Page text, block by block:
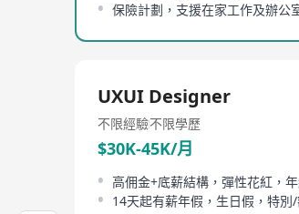
保險計劃，支援在家工作及辦公
UXUI Designer
不限經驗不限學歷
$30K-45K/月
高佣金+底薪結構，彈性花紅，
14天起有薪年假，生日假，特別